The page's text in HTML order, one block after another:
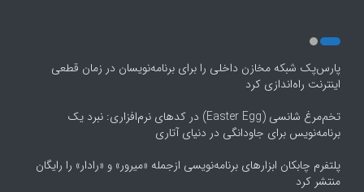
پارس‌پک شبکه مخازن داخلی را برای برنامه‌نویسان در زمان قطعی
اینترنت راه‌اندازی کرد
تخم‌مرغ شانسی (Easter Egg) در کدهای نرم‌افزاری: نبرد یک
برنامه‌نویس برای جاودانگی در دنیای آتاری
پلتفرم چابکان ابزارهای برنامه‌نویسی ازجمله «میرور» و «رادار» را رایگان
منتشر کرد